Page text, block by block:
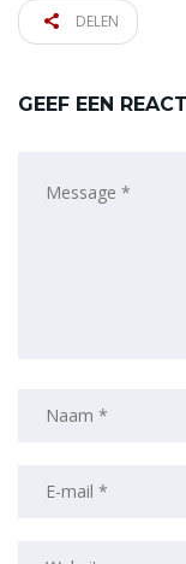
DELEN
GEEF EEN